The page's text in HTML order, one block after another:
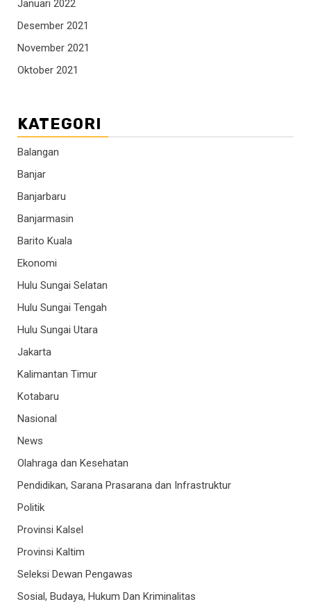
Januari 2022
Desember 2021
November 2021
Oktober 2021
KATEGORI
Balangan
Banjar
Banjarbaru
Banjarmasin
Barito Kuala
Ekonomi
Hulu Sungai Selatan
Hulu Sungai Tengah
Hulu Sungai Utara
Jakarta
Kalimantan Timur
Kotabaru
Nasional
News
Olahraga dan Kesehatan
Pendidikan, Sarana Prasarana dan Infrastruktur
Politik
Provinsi Kalsel
Provinsi Kaltim
Seleksi Dewan Pengawas
Sosial, Budaya, Hukum Dan Kriminalitas